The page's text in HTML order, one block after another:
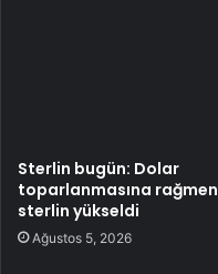
Sterlin bugün: Dolar
toparlanmasına rağmen
sterlin yükseldi
Ağustos 5, 2026